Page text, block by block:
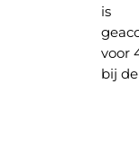
is
voor
bij